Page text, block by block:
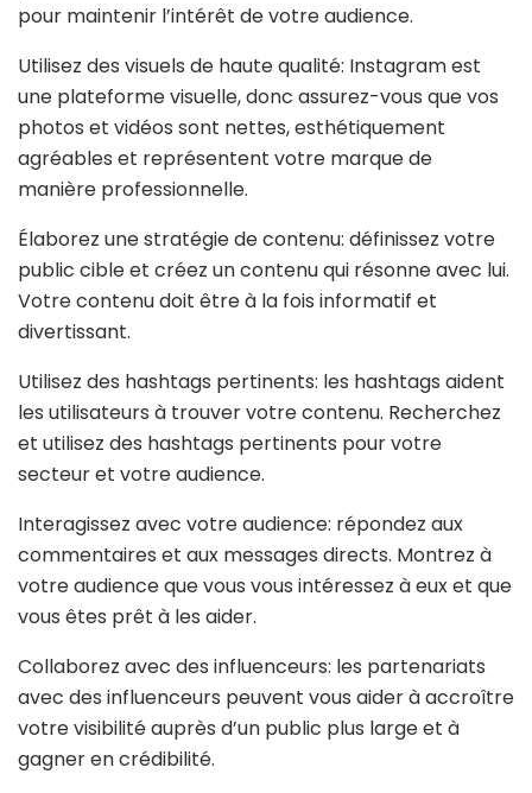
pour maintenir l’intérêt de votre audience.
Utilisez des visuels de haute qualité: Instagram est
une plateforme visuelle, donc assurez-vous que vos
photos et vidéos sont nettes, esthétiquement
agréables et représentent votre marque de
manière professionnelle.
Élaborez une stratégie de contenu: définissez votre
public cible et créez un contenu qui résonne avec lui.
Votre contenu doit être à la fois informatif et
divertissant.
Utilisez des hashtags pertinents: les hashtags aident
les utilisateurs à trouver votre contenu. Recherchez
et utilisez des hashtags pertinents pour votre
secteur et votre audience.
Interagissez avec votre audience: répondez aux
commentaires et aux messages directs. Montrez à
votre audience que vous vous intéressez à eux et que
vous êtes prêt à les aider.
Collaborez avec des influenceurs: les partenariats
avec des influenceurs peuvent vous aider à accroître
votre visibilité auprès d’un public plus large et à
gagner en crédibilité.